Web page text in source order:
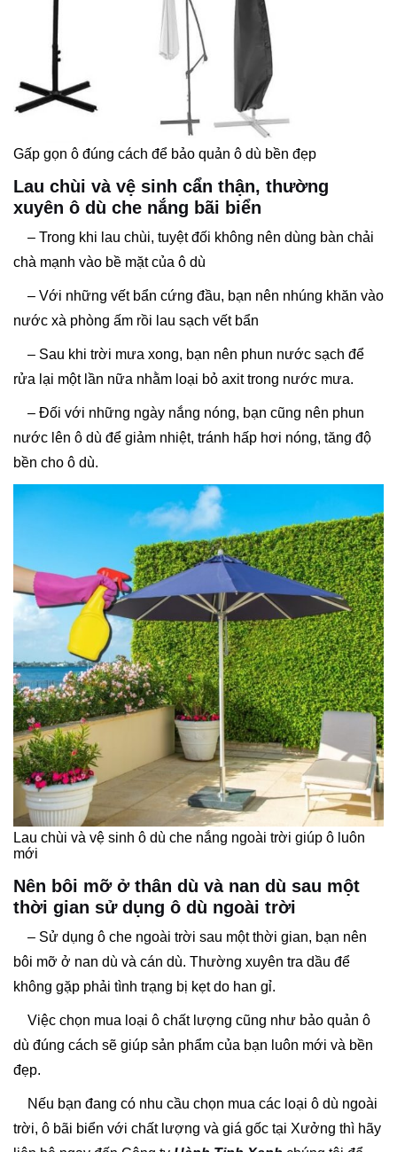
Gấp gọn ô đúng cách để bảo quản ô dù bền đẹp
Lau chùi và vệ sinh cẩn thận, thường
xuyên ô dù che nắng bãi biển
– Trong khi lau chùi, tuyệt đối không nên dùng bàn chải
chà mạnh vào bề mặt của ô dù
– Với những vết bẩn cứng đầu, bạn nên nhúng khăn vào
nước xà phòng ấm rồi lau sạch vết bẩn
– Sau khi trời mưa xong, bạn nên phun nước sạch để
rửa lại một lần nữa nhằm loại bỏ axit trong nước mưa.
– Đối với những ngày nắng nóng, bạn cũng nên phun
nước lên ô dù để giảm nhiệt, tránh hấp hơi nóng, tăng độ
bền cho ô dù.
Lau chùi và vệ sinh ô dù che nắng ngoài trời giúp ô luôn
mới
Nên bôi mỡ ở thân dù và nan dù sau một
thời gian sử dụng ô dù ngoài trời
– Sử dụng ô che ngoài trời sau một thời gian, bạn nên
bôi mỡ ở nan dù và cán dù. Thường xuyên tra dầu để
không gặp phải tình trạng bị kẹt do han gỉ.
Việc chọn mua loại ô chất lượng cũng như bảo quản ô
dù đúng cách sẽ giúp sản phẩm của bạn luôn mới và bền
đẹp.
Nếu bạn đang có nhu cầu chọn mua các loại ô dù ngoài
trời, ô bãi biển với chất lượng và giá gốc tại Xưởng thì hãy